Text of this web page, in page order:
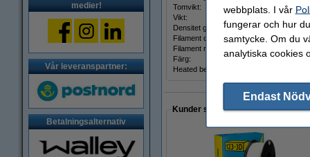
medier!
Vår leveranspartner:
Betalningsalternativ
Tomvikt:
Vikt:
Densitet gcm³:
Filament diameter:
Filament rundhet:
Färg:
Heated bed temp:
Kunder som gjort ett liknande
webbplats. I vår
fungerar och hur
samtycke. Om du
analytiska cookies
Endast